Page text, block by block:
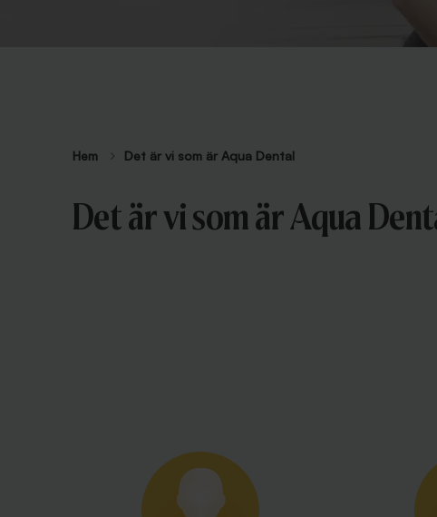
Hem Det är vi som är Aqua Dental
Det är vi som är Aqua